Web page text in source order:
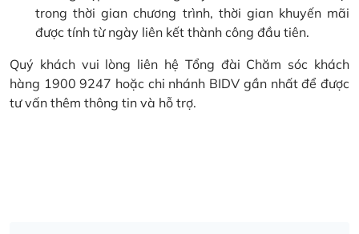
trong thời gian chương trình, thời gian khuyến mãi
được tính từ ngày liên kết thành công đầu tiên.
Quý khách vui lòng liên hệ Tổng đài Chăm sóc khách
hàng 1900 9247 hoặc chi nhánh BIDV gần nhất để được
tư vấn thêm thông tin và hỗ trợ.